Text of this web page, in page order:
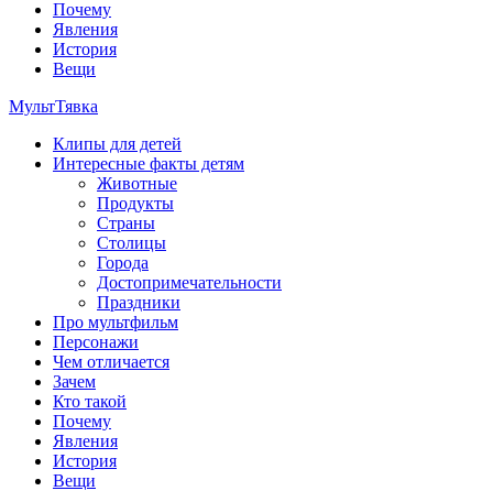
Почему
Явления
История
Вещи
МультТявка
интересные факты про страны, столицы и города, клипы из
мультфильмов, мульт-клипы, песни из мультиков, детские
клипы, интересные факты о мультфильмах и про персонажей
мультфильмов
Клипы для детей
Интересные факты детям
Животные
Продукты
Страны
Столицы
Города
Достопримечательности
Праздники
Про мультфильм
Персонажи
Чем отличается
Зачем
Кто такой
Почему
Явления
История
Вещи